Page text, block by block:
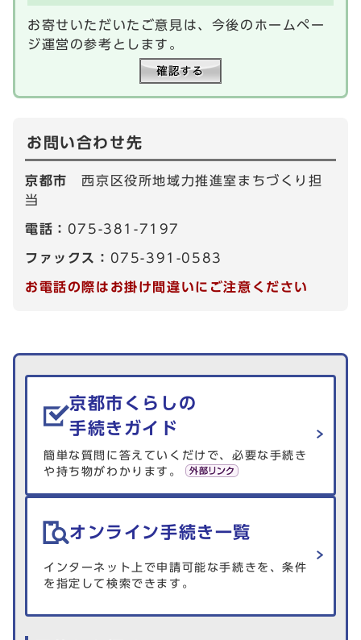
お寄せいただいたご意見は、今後のホームペー
ジ運営の参考とします。
お問い合わせ先
京都市西京区役所地域力推進室まちづくり担
当
電話： 075-381-7197
ファックス： 075-391-0583
お電話の際はお掛け間違いにご注意ください
生活情報を探す
京都市くらしの
手続きガイド
簡単な質問に答えていくだけで、必要な手続き
や持ち物がわかります。
オンライン手続き一覧
インターネット上で申請可能な手続きを、条件
を指定して検索できます。